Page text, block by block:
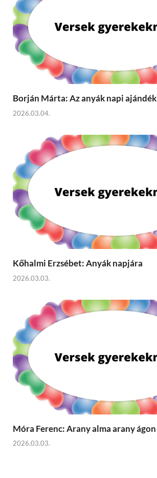
Borján Márta: Az anyák napi ajándék
2026.03.04.
Kőhalmi Erzsébet: Anyák napjára
2026.03.03.
Móra Ferenc: Arany alma arany ágon
2026.03.03.